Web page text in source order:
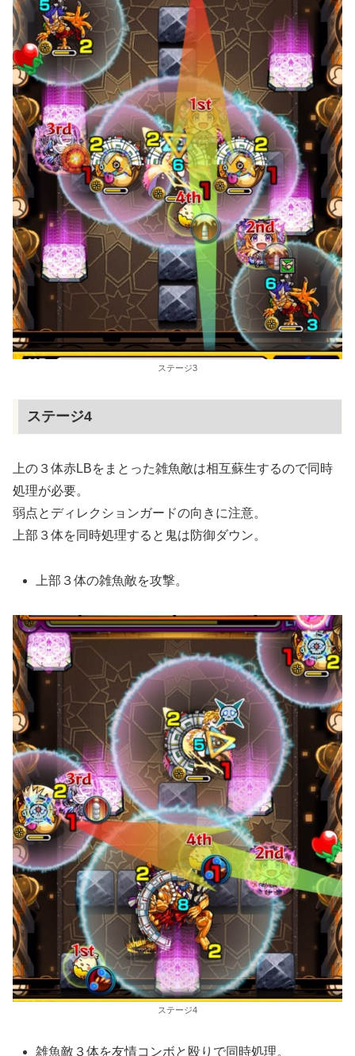
ステージ3
ステージ4
上の３体赤LBをまとった雑魚敵は相互蘇生するので同時
処理が必要。
弱点とディレクションガードの向きに注意。
上部３体を同時処理すると鬼は防御ダウン。
上部３体の雑魚敵を攻撃。
ステージ4
雑魚敵３体を友情コンボと殴りで同時処理。